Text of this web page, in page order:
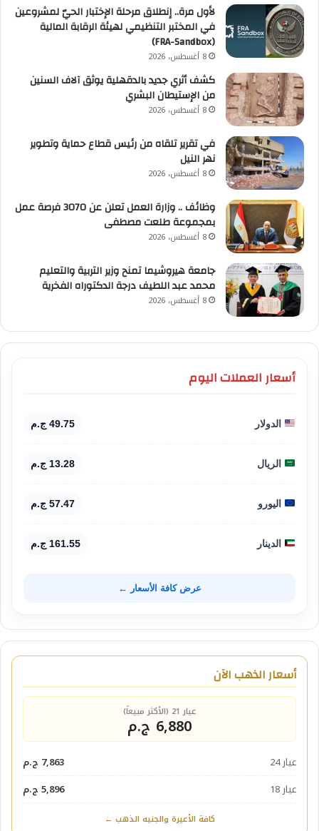
لأول مرة.. إنطلاق مرحلة الإختبار الحيّ لمشروعين
في المختبر التنظيمي لهيئة الرقابة المالية
(FRA-Sandbox)
8 أغسطس، 2026
كشف أثري جديد بالدقهلية يوثق آلاف السنين
من الإستيطان البشري
8 أغسطس، 2026
في تقرير تلقاه من رئيس قطاع حماية وتطوير
نهر النيل
8 أغسطس، 2026
وظائف .. وزارة العمل تعلن عن 3070 فرصة عمل
بمجموعة طلعت مصطفى
8 أغسطس، 2026
جامعة هيروشيما تمنح وزير التربية والتعليم
محمد عبد اللطيف درجة الدكتوراه الفخرية
8 أغسطس، 2026
أسعار العملات اليوم
الدولار 49.75 ج.م
الريال 13.28 ج.م
اليورو 57.47 ج.م
الدينار 161.55 ج.م
عرض كافة الأسعار ←
أسعار الذهب الآن
عيار 21 (الأكثر مبيعاً)
6,880 ج.م
عيار 24
7,863 ج.م
عيار 18
5,896 ج.م
كافة الأعيرة والجنيه الذهب ←